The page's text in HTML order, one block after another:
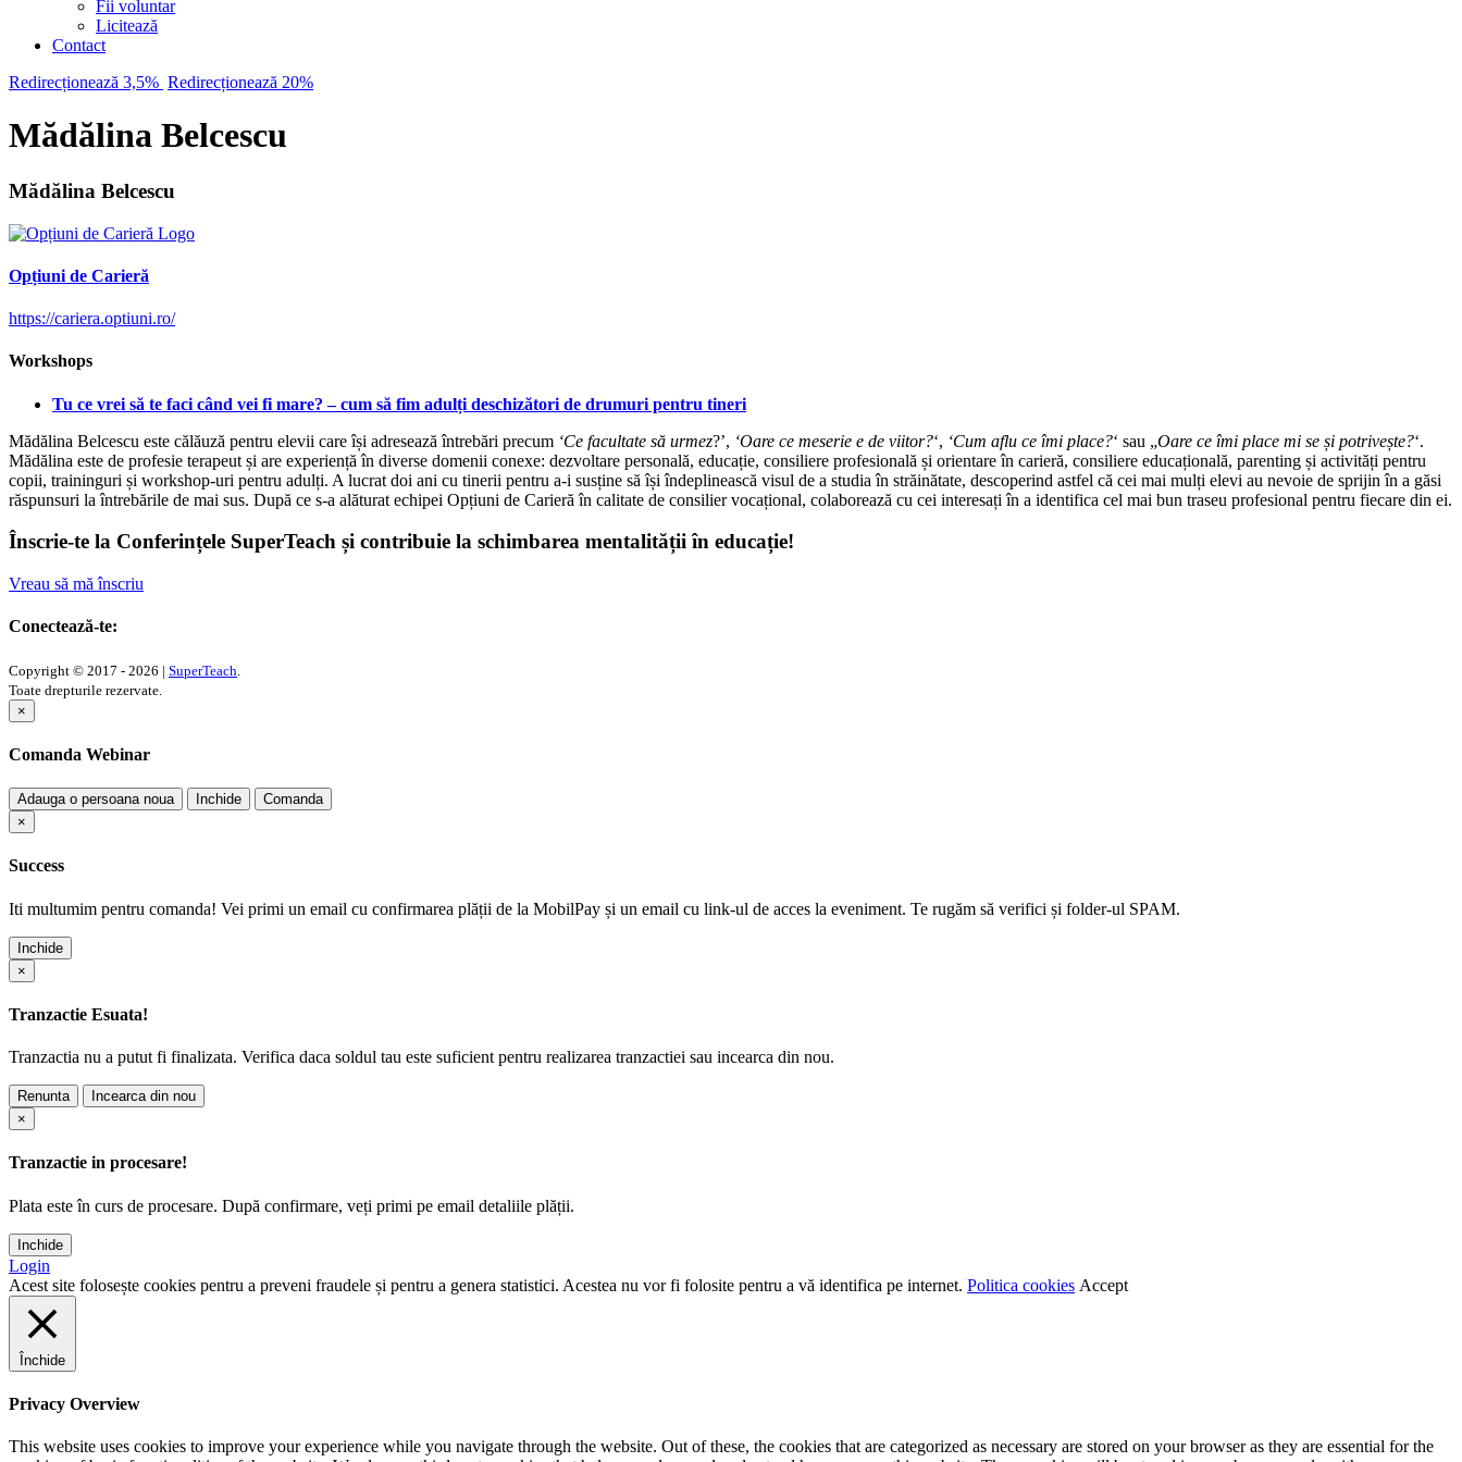
Fii voluntar
Licitează
Contact
Redirecționează 3,5% Redirecționează 20%
Mădălina Belcescu
Mădălina Belcescu
Opțiuni de Carieră
https://cariera.optiuni.ro/
Workshops
Tu ce vrei să te faci când vei fi mare? – cum să fim adulți deschizători de drumuri pentru tineri
Mădălina Belcescu este călăuză pentru elevii care își adresează întrebări precum ‘Ce facultate să urmez?’, ‘Oare ce meserie e de viitor?‘, ‘Cum aflu ce îmi place?‘ sau „Oare ce îmi place mi se și potrivește?‘.
Mădălina este de profesie terapeut și are experiență în diverse domenii conexe: dezvoltare personală, educație, consiliere profesională și orientare în carieră, consiliere educațională, parenting și activități pentru
copii, traininguri și workshop-uri pentru adulți. A lucrat doi ani cu tinerii pentru a-i susține să își îndeplinească visul de a studia în străinătate, descoperind astfel că cei mai mulți elevi au nevoie de sprijin în a găsi
răspunsuri la întrebările de mai sus. După ce s-a alăturat echipei Opțiuni de Carieră în calitate de consilier vocațional, colaborează cu cei interesați în a identifica cel mai bun traseu profesional pentru fiecare din ei.
Înscrie-te la Conferințele SuperTeach și contribuie la schimbarea mentalității în educație!
Vreau să mă înscriu
Conectează-te:
Copyright © 2017 - 2026 | SuperTeach
Toate drepturile rezervate.
×
Comanda Webinar
Adauga o persoana noua Inchide
Comanda
×
Success
Iti multumim pentru comanda! Vei primi un email cu confirmarea plății de la MobilPay și un email cu link-ul de acces la eveniment. Te rugăm să verifici și folder-ul SPAM.
Inchide
×
Tranzactie Esuata!
Tranzactia nu a putut fi finalizata. Verifica daca soldul tau este suficient pentru realizarea tranzactiei sau incearca din nou.
Renunta
Incearca din nou
×
Tranzactie in procesare!
Plata este în curs de procesare. După confirmare, veți primi pe email detaliile plății.
Inchide
Login
Acest site folosește cookies pentru a preveni fraudele și pentru a genera statistici. Acestea nu vor fi folosite pentru a vă identifica pe internet. Politica cookies Accept
Închide
Privacy Overview
This website uses cookies to improve your experience while you navigate through the website. Out of these, the cookies that are categorized as necessary are stored on your browser as they are essential for the